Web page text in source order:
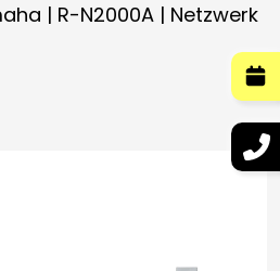
| R-N2000A | Netzwerk